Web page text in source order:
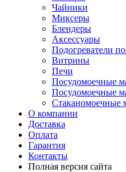
Чайники
Миксеры
Блендеры
Аксессуары
Подогреватели
Витрины
Печи
Посудомоечные
Посудомоечные
О компании
Доставка
Оплата
Гарантия
Контакты
Полная версия сайта